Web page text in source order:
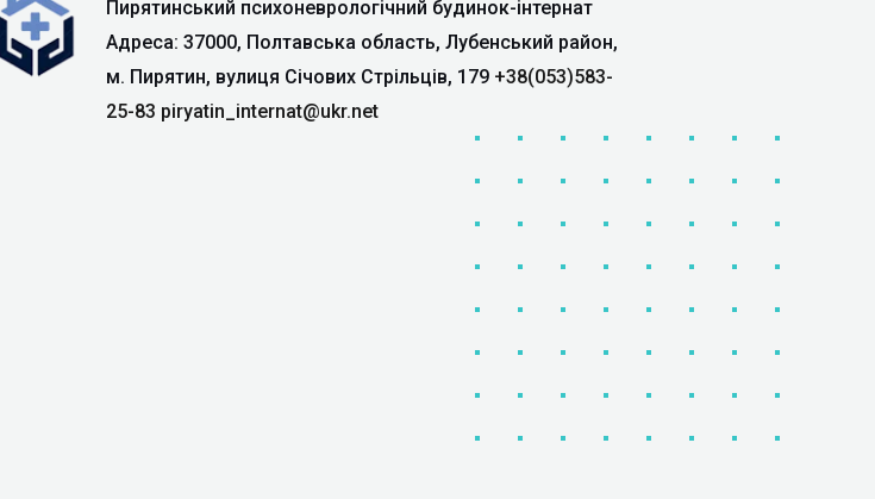
Пирятинський психоневрологічний будинок-інтернат
Адреса: 37000, Полтавська область, Лубенський район,
м. Пирятин, вулиця Січових Стрільців, 179 +38(053)583-
25-83 piryatin_internat@ukr.net